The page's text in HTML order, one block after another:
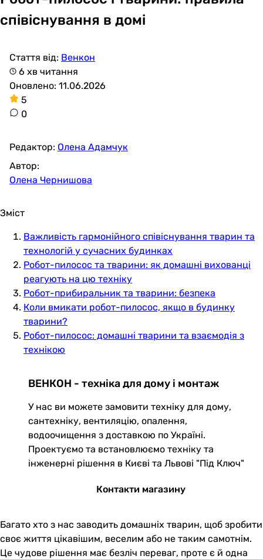
співіснування в домі
Стаття від: Венкон
6 хв читання
Оновлено: 11.06.2026
5
0
Редактор: Олена Адамчук
Автор:
Олена Чернишова
Зміст
Важливість гармонійного співіснування тварин та
технологій у сучасних будинках
Робот-пилосос та тварини: як домашні вихованці
реагують на цю техніку
Робот-прибиральник та тварини: безпека
Коли вмикати робот-пилосос, якщо в будинку
тварини?
Робот-пилосос: домашні тварини та взаємодія з
технікою
ВЕНКОН - техніка для дому і монтаж
У нас ви можете замовити техніку для дому,
сантехніку, вентиляцію, опалення,
водоочищення з доставкою по Україні.
Проектуємо та встановлюємо техніку та
інженерні рішення в Києві та Львові "Під Ключ"
Контакти магазину
Багато хто з нас заводить домашніх тварин, щоб зробити
своє життя цікавішим, веселим або не таким самотнім.
Це чудове рішення має безліч переваг, проте є й одна